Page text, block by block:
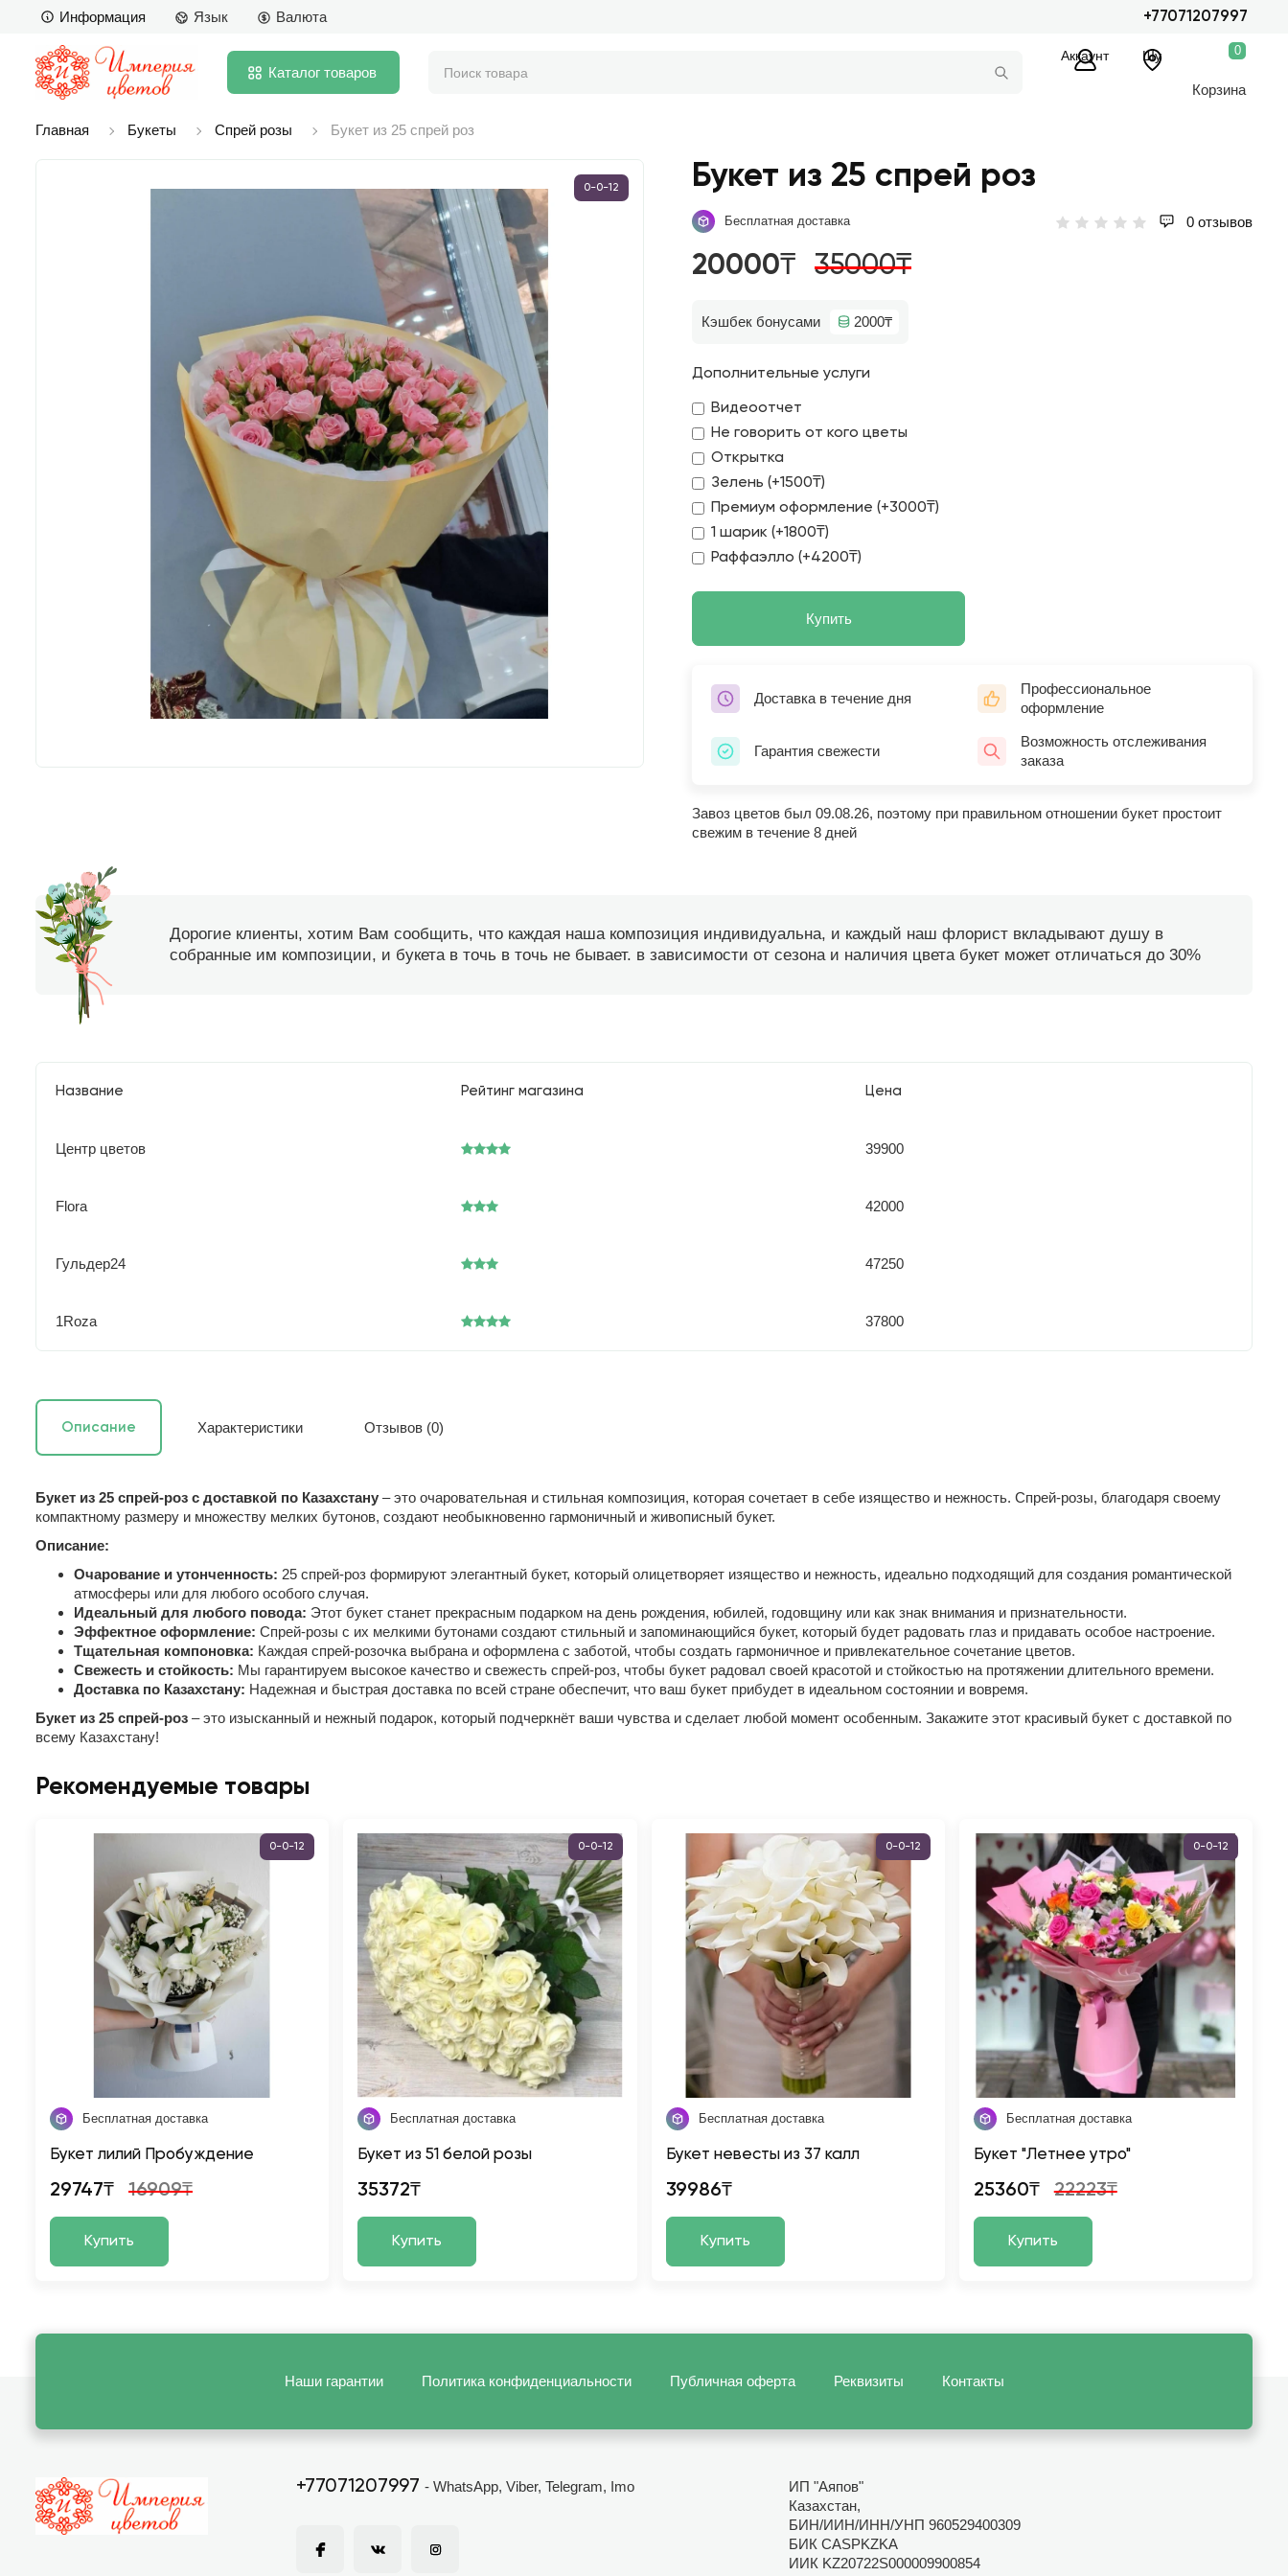
Информация Язык Валюта +77071207997
Каталог товаров
Аккаунт Шу 0
Корзина
Главная Букеты Спрей розы Букет из 25 спрей роз
0-0-12 Букет из 25 спрей роз
Бесплатная доставка 0 отзывов
20000₸ 35000₸
Кэшбек бонусами 2000₸
Дополнительные услуги
Видеоотчет
Не говорить от кого цветы
Открытка
Зелень (+1500₸)
Премиум оформление (+3000₸)
1 шарик (+1800₸)
Раффаэлло (+4200₸)
Купить
Доставка в течение дня
Профессиональное
оформление
Гарантия свежести
Возможность отслеживания
заказа
Завоз цветов был 09.08.26, поэтому при правильном отношении букет простоит
свежим в течение 8 дней
Дорогие клиенты, хотим Вам сообщить, что каждая наша композиция индивидуальна, и каждый наш флорист вкладывают душу в
собранные им композиции, и букета в точь в точь не бывает. в зависимости от сезона и наличия цвета букет может отличаться до 30%
Название Рейтинг магазина Цена
Центр цветов 39900
Flora 42000
Гульдер24 47250
1Roza 37800
Описание Характеристики Отзывов (0)
Букет из 25 спрей-роз с доставкой по Казахстану – это очаровательная и стильная композиция, которая сочетает в себе изящество и нежность. Спрей-розы, благодаря своему
компактному размеру и множеству мелких бутонов, создают необыкновенно гармоничный и живописный букет.
Описание:
Очарование и утонченность: 25 спрей-роз формируют элегантный букет, который олицетворяет изящество и нежность, идеально подходящий для создания романтической
атмосферы или для любого особого случая.
Идеальный для любого повода: Этот букет станет прекрасным подарком на день рождения, юбилей, годовщину или как знак внимания и признательности.
Эффектное оформление: Спрей-розы с их мелкими бутонами создают стильный и запоминающийся букет, который будет радовать глаз и придавать особое настроение.
Тщательная компоновка: Каждая спрей-розочка выбрана и оформлена с заботой, чтобы создать гармоничное и привлекательное сочетание цветов.
Свежесть и стойкость: Мы гарантируем высокое качество и свежесть спрей-роз, чтобы букет радовал своей красотой и стойкостью на протяжении длительного времени.
Доставка по Казахстану: Надежная и быстрая доставка по всей стране обеспечит, что ваш букет прибудет в идеальном состоянии и вовремя.
Букет из 25 спрей-роз – это изысканный и нежный подарок, который подчеркнёт ваши чувства и сделает любой момент особенным. Закажите этот красивый букет с доставкой по
всему Казахстану!
Рекомендуемые товары
0-0-12
Бесплатная доставка
Букет лилий Пробуждение
29747₸ 16909₸
Купить
0-0-12
Бесплатная доставка
Букет из 51 белой розы
35372₸
Купить
0-0-12
Бесплатная доставка
Букет невесты из 37 калл
39986₸
Купить
0-0-12
Бесплатная доставка
Букет "Летнее утро"
25360₸ 22223₸
Купить
Наши гарантии Политика конфиденциальности Публичная оферта Реквизиты Контакты
+77071207997 - WhatsApp, Viber, Telegram, Imo
ИП "Аяпов"
Казахстан,
БИН/ИИН/ИНН/УНП 960529400309
БИК CASPKZKA
ИИК KZ20722S000009900854